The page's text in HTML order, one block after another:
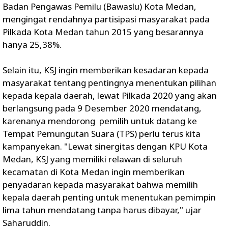
Badan Pengawas Pemilu (Bawaslu) Kota Medan,
mengingat rendahnya partisipasi masyarakat pada
Pilkada Kota Medan tahun 2015 yang besarannya
hanya 25,38%.
Selain itu, KSJ ingin memberikan kesadaran kepada
masyarakat tentang pentingnya menentukan pilihan
kepada kepala daerah, lewat Pilkada 2020 yang akan
berlangsung pada 9 Desember 2020 mendatang,
karenanya mendorong pemilih untuk datang ke
Tempat Pemungutan Suara (TPS) perlu terus kita
kampanyekan. "Lewat sinergitas dengan KPU Kota
Medan, KSJ yang memiliki relawan di seluruh
kecamatan di Kota Medan ingin memberikan
penyadaran kepada masyarakat bahwa memilih
kepala daerah penting untuk menentukan pemimpin
lima tahun mendatang tanpa harus dibayar," ujar
Saharuddin.